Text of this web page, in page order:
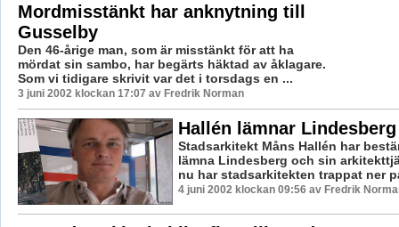
Mordmisstänkt har anknytning till
Gusselby
Den 46-årige man, som är misstänkt för att ha
mördat sin sambo, har begärts häktad av åklagare.
Som vi tidigare skrivit var det i torsdags en ...
3 juni 2002 klockan 17:07 av Fredrik Norman
Hallén lämnar Lindesberg
Stadsarkitekt Måns Hallén har
lämna Lindesberg och sin
nu har stadsarkitekten trappat ner
4 juni 2002 klockan 09:56 av Fredrik